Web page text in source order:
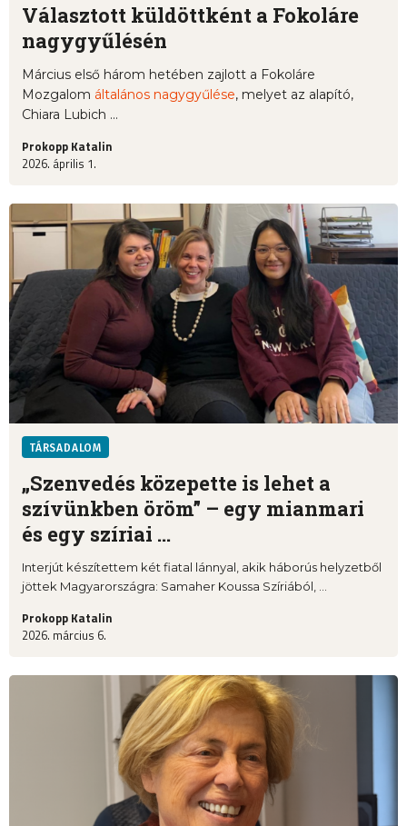
Választott küldöttként a Fokoláre
nagygyűlésén
Március első három hetében zajlott a Fokoláre
Mozgalom általános nagygyűlése, melyet az alapító,
Chiara Lubich ...
Prokopp Katalin
2026. április 1.
TÁRSADALOM
„Szenvedés közepette is lehet a
szívünkben öröm” – egy mianmari
és egy szíriai ...
Interjút készítettem két fiatal lánnyal, akik háborús helyzetből
jöttek Magyarországra: Samaher Koussa Szíriából, ...
Prokopp Katalin
2026. március 6.